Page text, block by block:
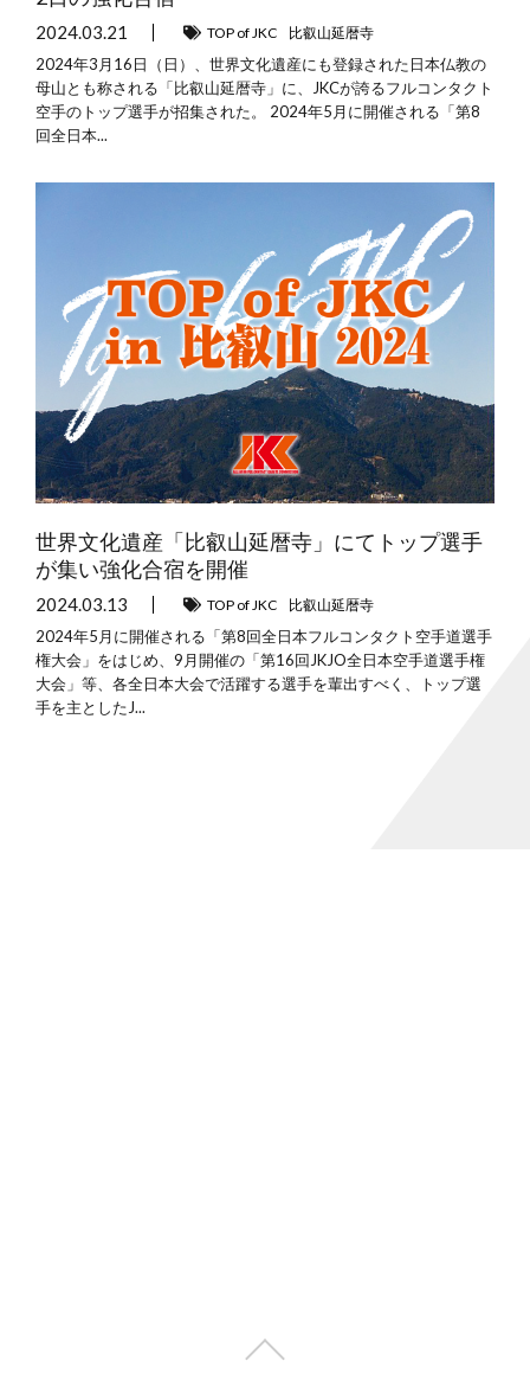
2024.03.21 TOP of JKC 比叡山延暦寺
2024年3月16日（日）、世界文化遺産にも登録された日本仏教の
母山とも称される「比叡山延暦寺」に、JKCが誇るフルコンタクト
空手のトップ選手が招集された。 2024年5月に開催される「第8
回全日本...
世界文化遺産「比叡山延暦寺」にてトップ選手
が集い強化合宿を開催
2024.03.13 TOP of JKC 比叡山延暦寺
2024年5月に開催される「第8回全日本フルコンタクト空手道選手
権大会」をはじめ、9月開催の「第16回JKJO全日本空手道選手権
大会」等、各全日本大会で活躍する選手を輩出すべく、トップ選
手を主としたJ...